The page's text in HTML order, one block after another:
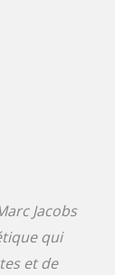
Jacobs
qui
et de